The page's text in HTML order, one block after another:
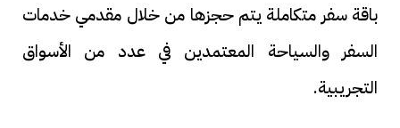
باقة سفر متكاملة يتم حجزها من خلال مقدمي خدمات
السفر والسياحة المعتمدين في عدد من الأسواق
التجريبية.